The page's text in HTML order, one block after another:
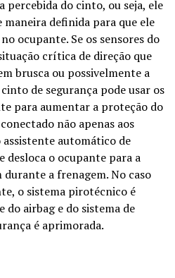
do cinto, ou seja, ele
definida para que ele
ocupante. Se os sensores do
crítica de direção que
brusca ou possivelmente a
de segurança pode usar os
para aumentar a proteção do
não apenas aos
assistente automático de
desloca o ocupante para a
a frenagem. No caso
o sistema pirotécnico é
do airbag e do sistema de
é aprimorada.